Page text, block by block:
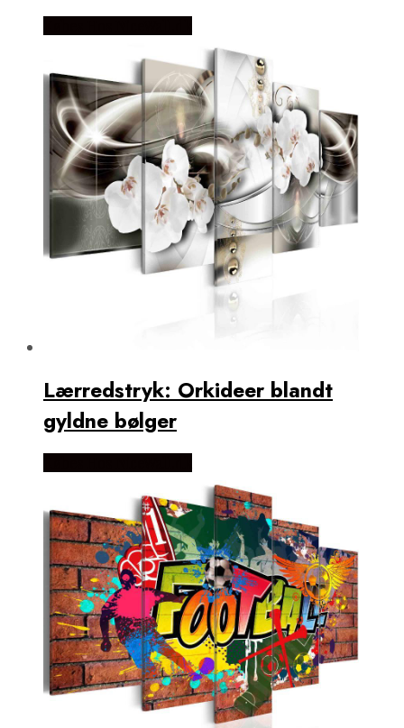
Lærredstryk: Orkideer blandt
gyldne bølger